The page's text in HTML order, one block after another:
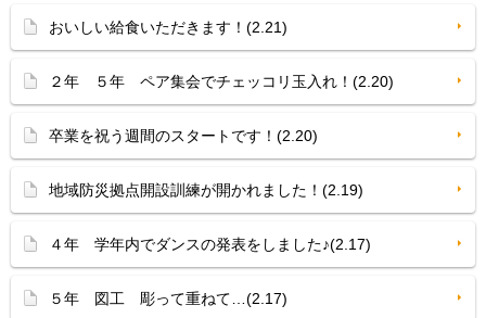
おいしい給食いただきます！(2.21)
２年 ５年 ペア集会でチェッコリ玉入れ！(2.20)
卒業を祝う週間のスタートです！(2.20)
地域防災拠点開設訓練が開かれました！(2.19)
４年 学年内でダンスの発表をしました♪(2.17)
５年 図工 彫って重ねて…(2.17)